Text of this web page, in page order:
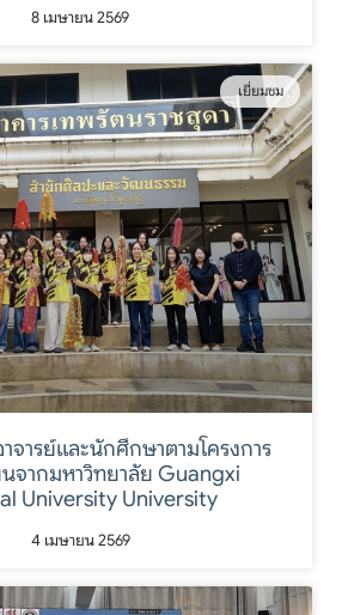
8 เมษายน 2569
เยี่ยมชม
ารย์และนักศึกษาตามโครงการ
จากมหาวิทยาลัย Guangxi
University University
4 เมษายน 2569